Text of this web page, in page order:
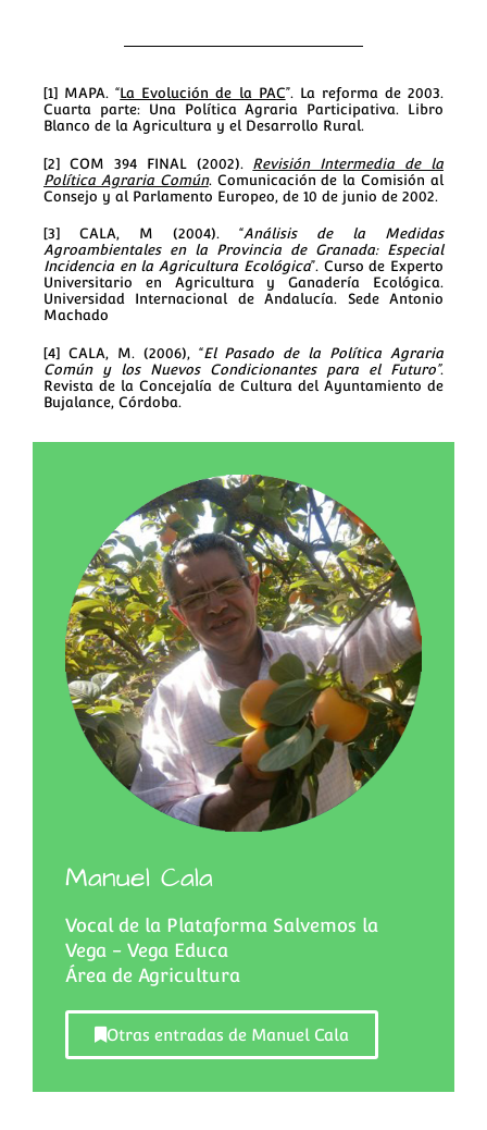
[1] MAPA. “La Evolución de la PAC”. La reforma de 2003.
Cuarta parte: Una Política Agraria Participativa. Libro
Blanco de la Agricultura y el Desarrollo Rural.
[2] COM 394 FINAL (2002). Revisión Intermedia de la
Política Agraria Común. Comunicación de la Comisión al
Consejo y al Parlamento Europeo, de 10 de junio de 2002.
[3] CALA, M (2004). “Análisis de la Medidas
Agroambientales en la Provincia de Granada: Especial
Incidencia en la Agricultura Ecológica”. Curso de Experto
Universitario en Agricultura y Ganadería Ecológica.
Universidad Internacional de Andalucía. Sede Antonio
Machado
[4] CALA, M. (2006), “El Pasado de la Política Agraria
Común y los Nuevos Condicionantes para el Futuro”.
Revista de la Concejalía de Cultura del Ayuntamiento de
Bujalance, Córdoba.
Manuel Cala
Vocal de la Plataforma Salvemos la
Vega - Vega Educa
Área de Agricultura
Otras entradas de Manuel Cala